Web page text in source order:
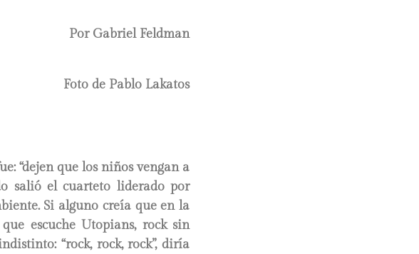
Por Gabriel Feldman
Foto de Pablo Lakatos
“dejen que los niños vengan a
salió el cuarteto liderado por
Si alguno creía que en la
escuche Utopians, rock sin
“rock, rock, rock”, diría